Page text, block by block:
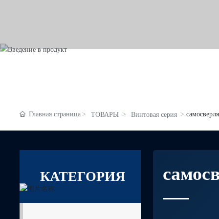
Главная страница ТОВАРЫ Винтовая серия
КАТЕГОРИЯ